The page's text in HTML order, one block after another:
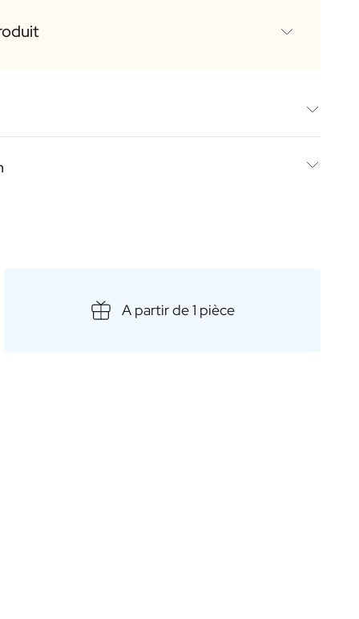
et vous obtiendrez le cocktail parfait.
et vous obtiendrez le cocktail parfait.
sa bouteille unique et son étiquette personnalisée, vous
A partir de 1 pièce